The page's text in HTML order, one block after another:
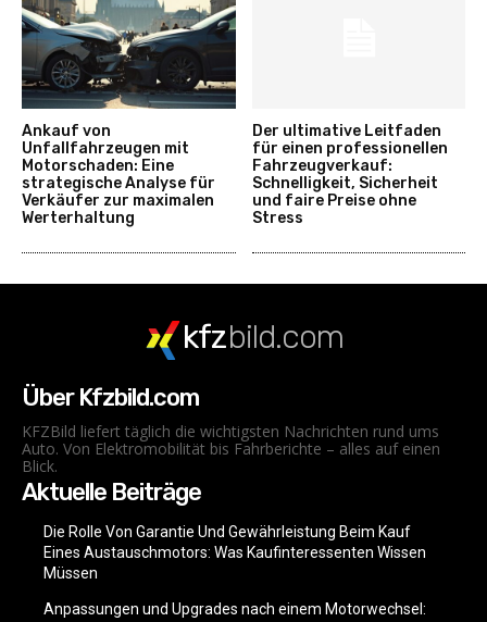
Ankauf von
Unfallfahrzeugen mit
Motorschaden: Eine
strategische Analyse für
Verkäufer zur maximalen
Werterhaltung
Der ultimative Leitfaden
für einen professionellen
Fahrzeugverkauf:
Schnelligkeit, Sicherheit
und faire Preise ohne
Stress
kfzbild.com
Über Kfzbild.com
KFZBild liefert täglich die wichtigsten Nachrichten rund ums
Auto. Von Elektromobilität bis Fahrberichte – alles auf einen
Blick.
Aktuelle Beiträge
Die Rolle Von Garantie Und Gewährleistung Beim Kauf
Eines Austauschmotors: Was Kaufinteressenten Wissen
Müssen
Anpassungen und Upgrades nach einem Motorwechsel: